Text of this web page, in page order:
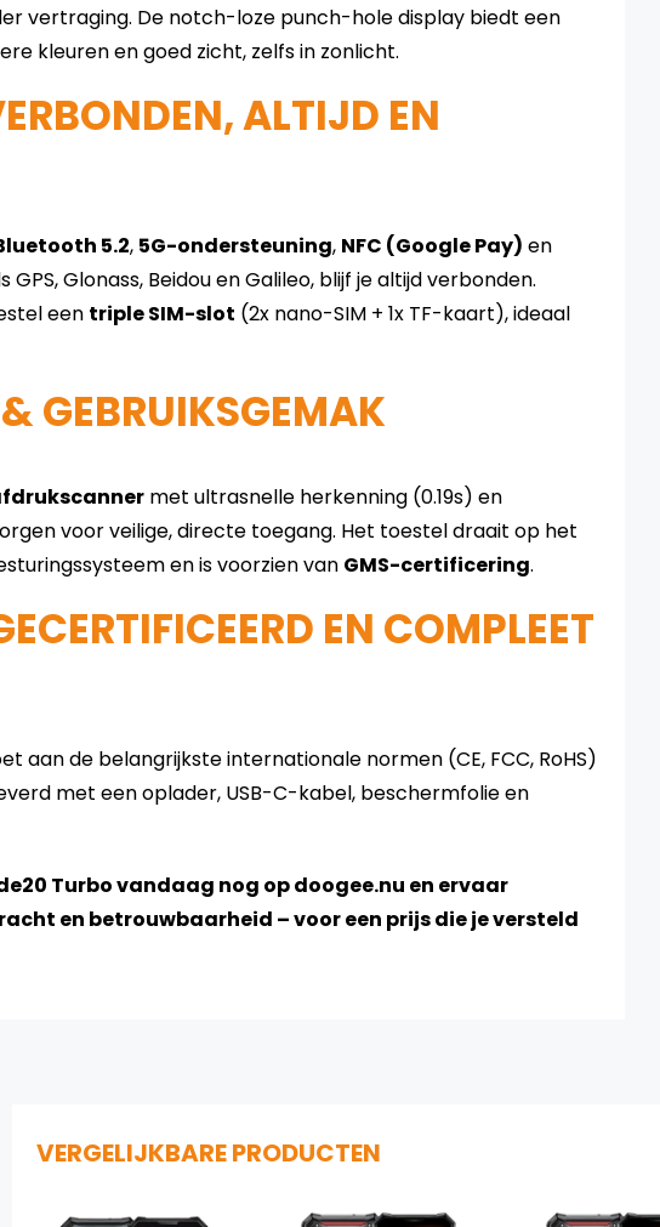
vertraging. De notch-loze punch-hole display biedt een
kleuren en goed zicht, zelfs in zonlicht.
ALTIJD EN
5.2, 5G-ondersteuning, NFC (Google Pay) en
Glonass, Beidou en Galileo, blijf je altijd verbonden.
een triple SIM-slot (2x nano-SIM + 1x TF-kaart), ideaal
GEBRUIKSGEMAK
met ultrasnelle herkenning (0.19s) en
voor veilige, directe toegang. Het toestel draait op het
en is voorzien van GMS-certificering.
EN COMPLEET
aan de belangrijkste internationale normen (CE, FCC, RoHS)
met een oplader, USB-C-kabel, beschermfolie en
Turbo vandaag nog op doogee.nu en ervaar
en betrouwbaarheid – voor een prijs die je versteld
VERGELIJKBARE PRODUCTEN